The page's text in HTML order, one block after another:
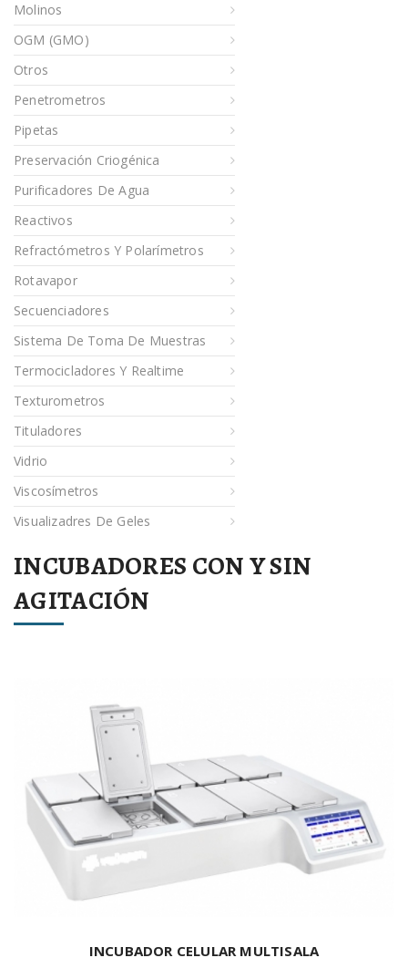
Molinos
OGM (GMO)
Otros
Penetrometros
Pipetas
Preservación Criogénica
Purificadores De Agua
Reactivos
Refractómetros Y Polarímetros
Rotavapor
Secuenciadores
Sistema De Toma De Muestras
Termocicladores Y Realtime
Texturometros
Tituladores
Vidrio
Viscosímetros
Visualizadres De Geles
INCUBADORES CON Y SIN
AGITACIÓN
INCUBADOR CELULAR MULTISALA